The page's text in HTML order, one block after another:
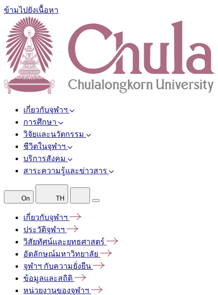
ข้ามไปยังเนื้อหา
เกี่ยวกับจุฬาฯ
การศึกษา
วิจัยและนวัตกรรม
ชีวิตในจุฬาฯ
บริการสังคม
สาระความรู้และข่าวสาร
On TH
เกี่ยวกับจุฬาฯ
ประวัติจุฬาฯ
วิสัยทัศน์และยุทธศาสตร์
อัตลักษณ์มหาวิทยาลัย
จุฬาฯ กับความยั่งยืน
ข้อมูลและสถิติ
หน่วยงานของจุฬาฯ